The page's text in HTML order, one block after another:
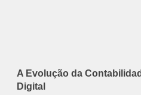
A Evolução da
Digital